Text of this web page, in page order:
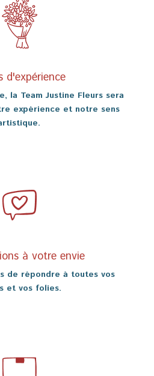
d'expérience
la Team Justine Fleurs sera
expérience et notre sens
à votre envie
de répondre à toutes vos
et vos folies.